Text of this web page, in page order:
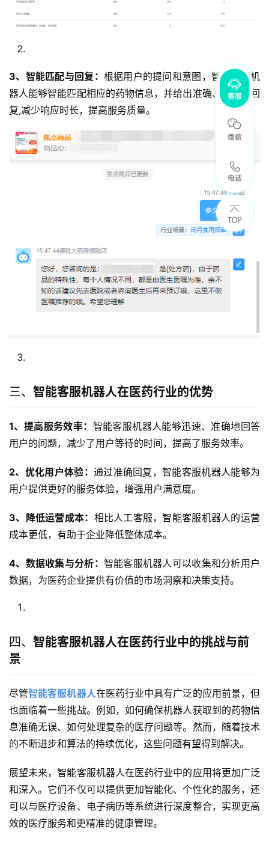
3、智能匹配与回复： 根据用户的提问和意图，智能客服机
器人能够智能匹配相应的药物信息，并给出准确、专业的回
复,减少响应时长，提高服务质量。
三、 智能客服机器人在医药行业的优势
1、提高服务效率： 智能客服机器人能够迅速、准确地回答
用户的问题，减少了用户等待的时间，提高了服务效率。
2、优化用户体验： 通过准确回复，智能客服机器人能够为
用户提供更好的服务体验，增强用户满意度。
3、降低运营成本： 相比人工客服，智能客服机器人的运营
成本更低，有助于企业降低整体成本。
4、数据收集与分析： 智能客服机器人可以收集和分析用户
数据，为医药企业提供有价值的市场洞察和决策支持。
四、 智能客服机器人在医药行业中的挑战与前
景
尽管智能客服机器人在医药行业中具有广泛的应用前景，但
也面临着一些挑战。例如，如何确保机器人获取到的药物信
息准确无误、如何处理复杂的医疗问题等。然而，随着技术
的不断进步和算法的持续优化，这些问题有望得到解决。
展望未来，智能客服机器人在医药行业中的应用将更加广泛
和深入。它们不仅可以提供更加智能化、个性化的服务，还
可以与医疗设备、电子病历等系统进行深度整合，实现更高
效的医疗服务和更精准的健康管理。